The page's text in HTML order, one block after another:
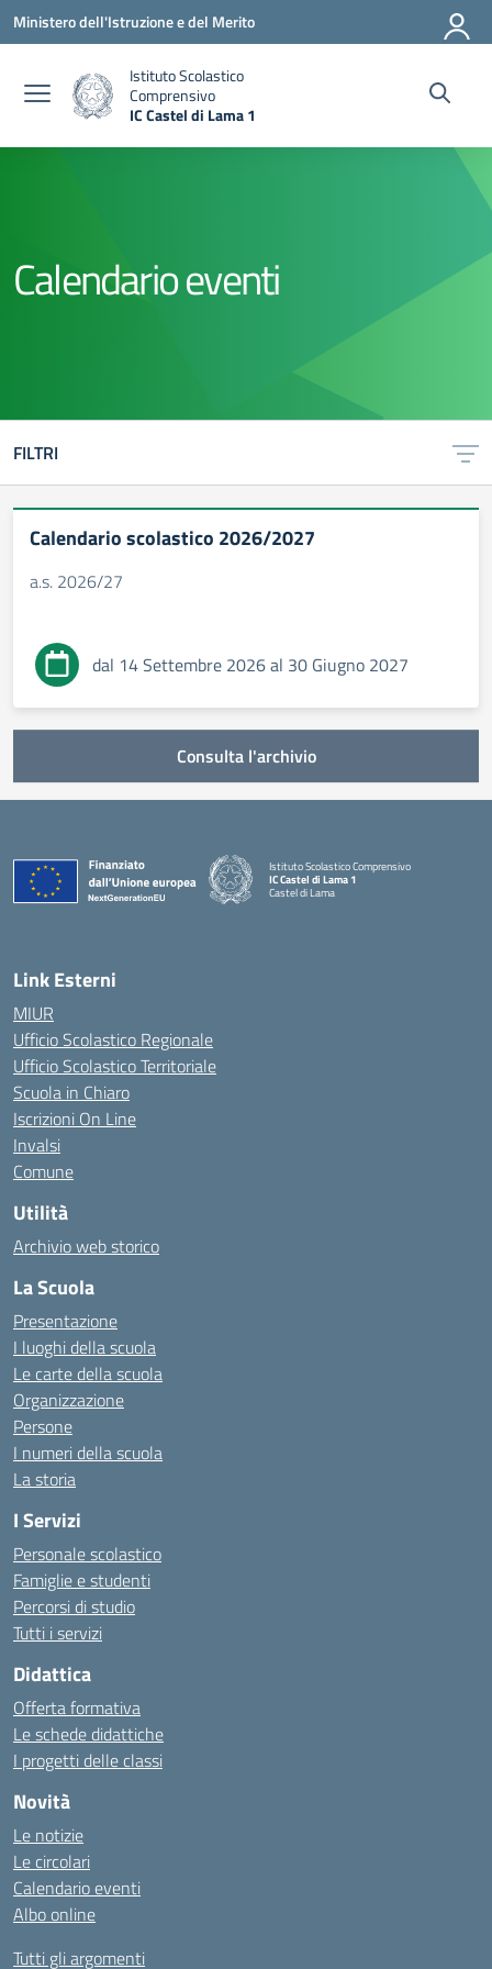
Vai ai contenuti
Vai al menu di navigazione
Vai al footer
Ministero dell'Istruzione e del Merito
Istituto Scolastico
Comprensivo
IC Castel di Lama 1
Calendario eventi
FILTRI
Calendario scolastico 2026/2027
a.s. 2026/27
dal 14 Settembre 2026 al 30 Giugno 2027
Consulta l'archivio
Istituto Scolastico Comprensivo
IC Castel di Lama 1
Castel di Lama
Link Esterni
MIUR
Ufficio Scolastico Regionale
Ufficio Scolastico Territoriale
Scuola in Chiaro
Iscrizioni On Line
Invalsi
Comune
Utilità
Archivio web storico
La Scuola
Presentazione
I luoghi della scuola
Le carte della scuola
Organizzazione
Persone
I numeri della scuola
La storia
I Servizi
Personale scolastico
Famiglie e studenti
Percorsi di studio
Tutti i servizi
Didattica
Offerta formativa
Le schede didattiche
I progetti delle classi
Novità
Le notizie
Le circolari
Calendario eventi
Albo online
Tutti gli argomenti